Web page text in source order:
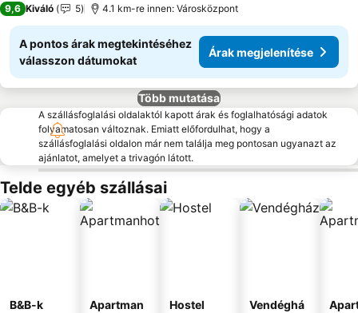
9,6 Kiváló 5 4.1 km-re innen: Városközpont
A pontos árak megtekintéséhez
válasszon dátumokat
Árak megjelenítése
Több mutatása
A szállásfoglalási oldalaktól kapott árak és foglalhatósági adatok
folyamatosan változnak. Emiatt előfordulhat, hogy a
szállásfoglalási oldalon már nem találja meg pontosan ugyanazt az
ajánlatot, amelyet a trivagón látott.
Telde egyéb szállásai
B&B-k
Apartman
Hostel
Vendéghá